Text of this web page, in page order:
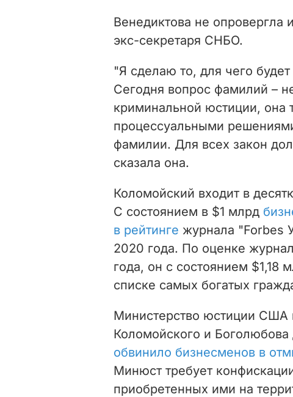
Венедиктова не
экс-секретаря СНБО.
"Я сделаю то, для чего будет
Сегодня вопрос фамилий –
криминальной юстиции, она
процессуальными
фамилии. Для всех закон
сказала она.
Коломойский входит в
С состоянием в $1 млрд
в рейтинге журнала "Forbes
2020 года. По оценке
года, он с состоянием $1,18
списке самых богатых
Министерство юстиции США
Коломойского и Боголюбова
обвинило бизнесменов в
Минюсттребует
приобретенных ими на